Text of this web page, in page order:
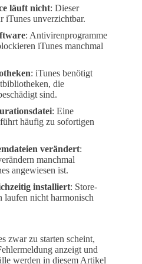
läuft nicht: Dieser
iTunes unverzichtbar.
: Antivirenprogramme
iTunes manchmal
: iTunes benötigt
die
sind.
: Eine
häufig zu sofortigen
verändert:
manchmal
angewiesen ist.
installiert: Store-
laufen nicht harmonisch
zwar zu starten scheint,
anzeigt und
werden in diesem Artikel